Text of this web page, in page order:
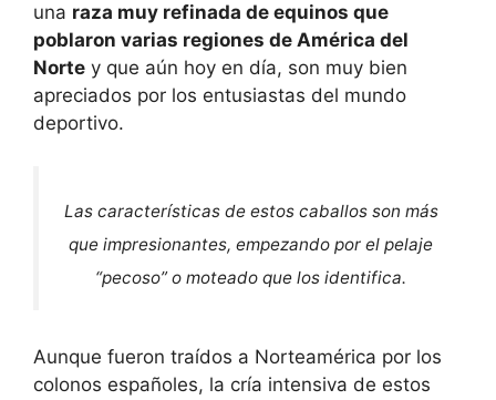
una raza muy refinada de equinos que
poblaron varias regiones de América del
Norte y que aún hoy en día, son muy bien
apreciados por los entusiastas del mundo
deportivo.
Las características de estos caballos son más
que impresionantes, empezando por el pelaje
“pecoso” o moteado que los identifica.
Aunque fueron traídos a Norteamérica por los
colonos españoles, la cría intensiva de estos